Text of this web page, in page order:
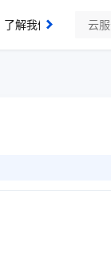
了解我们